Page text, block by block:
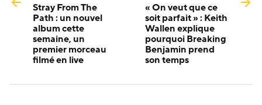
Stray From The
Path : un nouvel
album cette
semaine, un
premier morceau
filmé en live
« On veut que ce
soit parfait » : Keith
Wallen explique
pourquoi Breaking
Benjamin prend
son temps